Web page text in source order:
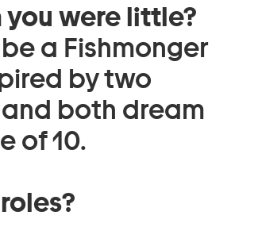
were little?
a Fishmonger
by two
both dream
of 10.